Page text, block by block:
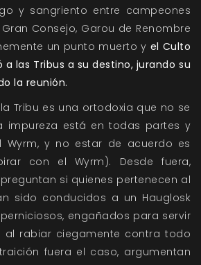
y sangriento entre campeones
Consejo, Garou de Renombre
un punto muerto y el Culto
a las Tribus a su destino, jurando su
la reunión.
Tribu es una ortodoxia que no se
impureza está en todas partes y
y no estar de acuerdo es
con el Wyrm). Desde fuera,
si quienes pertenecen al
sido conducidos a un Hauglosk
engañados para servir
al rabiar ciegamente contra todo
fuera el caso, argumentan